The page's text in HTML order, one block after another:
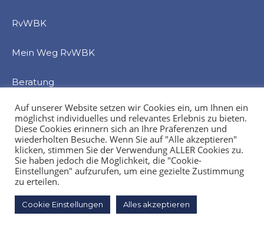
Auf unserer Website setzen wir Cookies ein, um Ihnen ein
möglichst individuelles und relevantes Erlebnis zu bieten.
Diese Cookies erinnern sich an Ihre Präferenzen und
wiederholten Besuche. Wenn Sie auf "Alle akzeptieren"
klicken, stimmen Sie der Verwendung ALLER Cookies zu.
Sie haben jedoch die Möglichkeit, die "Cookie-
Einstellungen" aufzurufen, um eine gezielte Zustimmung
zu erteilen.
Cookie Einstellungen Alles akzeptieren
RvWBK
Mein Weg RvWBK
Beratung
Service
Veranstaltung
Kontakt